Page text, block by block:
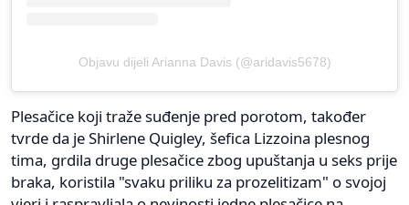
Objavu dijeli Arianna Davis (@aridavis5678)
Plesačice koji traže suđenje pred porotom, također
tvrde da je Shirlene Quigley, šefica Lizzoina plesnog
tima, grdila druge plesačice zbog upuštanja u seks prije
braka, koristila "svaku priliku za prozelitizam" o svojoj